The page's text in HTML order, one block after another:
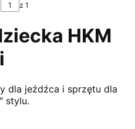
z 1
HKM
dla jeźdźca i sprzętu dla
stylu.